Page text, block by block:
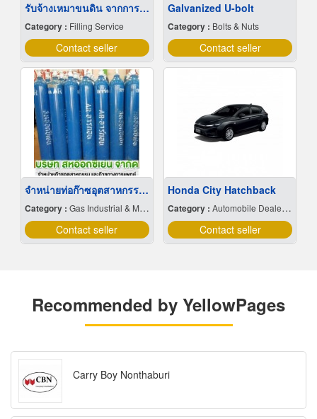
รับจ้างเหมาขนดิน จากการขุดนำไปทิ้ง
Category : Filling Service
Contact seller
Galvanized U-bolt
Category : Bolts & Nuts
Contact seller
จำหน่ายท่อก๊าซอุตสาหกรรม และก๊าซการแพทย์
Category : Gas Industrial & Medical Cylinder & Bulk
Contact seller
Honda City Hatchback
Category : Automobile Dealers-New Cars
Contact seller
Recommended by YellowPages
Carry Boy Nonthaburi